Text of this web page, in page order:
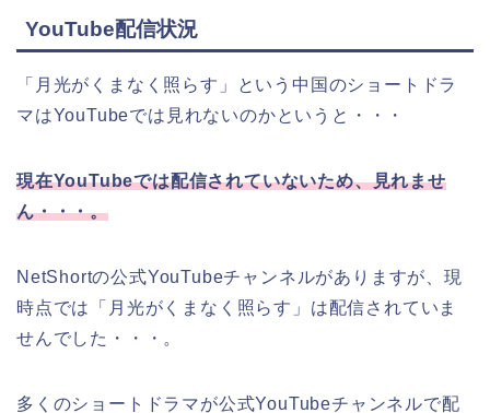
YouTube配信状況
「月光がくまなく照らす 」
という中国のショートドラ
マはYouTubeでは見れないのかというと・・・
現在YouTubeでは配信されていないため、見れませ
ん・・・。
NetShortの公式YouTubeチャンネルがありますが、現
時点では
「月光がくまなく照らす 」 は配信されていま
せんでした・・・。
多くのショートドラマが公式YouTubeチャンネルで配